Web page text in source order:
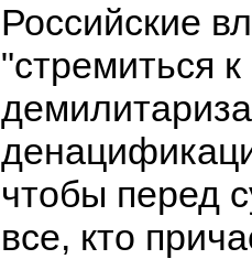
Российские
"стремиться к
чтобы перед
все, кто